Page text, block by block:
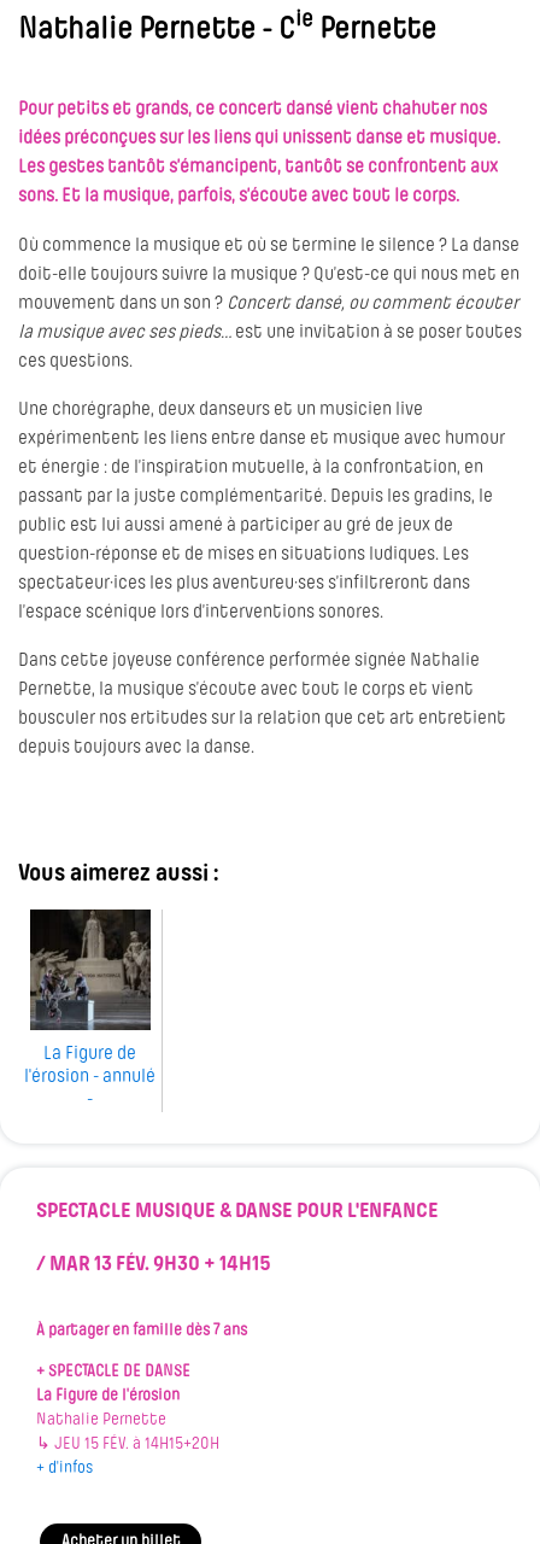
Nathalie Pernette - Cie Pernette
Pour petits et grands, ce concert dansé vient chahuter nos
idées préconçues sur les liens qui unissent danse et musique.
Les gestes tantôt s’émancipent, tantôt se confrontent aux
sons. Et la musique, parfois, s’écoute avec tout le corps.
Où commence la musique et où se termine le silence ? La danse
doit-elle toujours suivre la musique ? Qu’est-ce qui nous met en
mouvement dans un son ? Concert dansé, ou comment écouter
la musique avec ses pieds… est une invitation à se poser toutes
ces questions.
Une chorégraphe, deux danseurs et un musicien live
expérimentent les liens entre danse et musique avec humour
et énergie : de l’inspiration mutuelle, à la confrontation, en
passant par la juste complémentarité. Depuis les gradins, le
public est lui aussi amené à participer au gré de jeux de
question-réponse et de mises en situations ludiques. Les
spectateur·ices les plus aventureu·ses s’infiltreront dans
l’espace scénique lors d’interventions sonores.
Dans cette joyeuse conférence performée signée Nathalie
Pernette, la musique s’écoute avec tout le corps et vient
bousculer nos ertitudes sur la relation que cet art entretient
depuis toujours avec la danse.
Vous aimerez aussi :
La Figure de
l'érosion - annulé
-
SPECTACLE MUSIQUE & DANSE POUR L'ENFANCE
/ MAR 13 FÉV.9H30 + 14H15
À partager en famille dès 7 ans
+ SPECTACLE DE DANSE
La Figure de l'érosion
Nathalie Pernette
↳ JEU 15 FÉV. à 14H15+20H
+ d'infos